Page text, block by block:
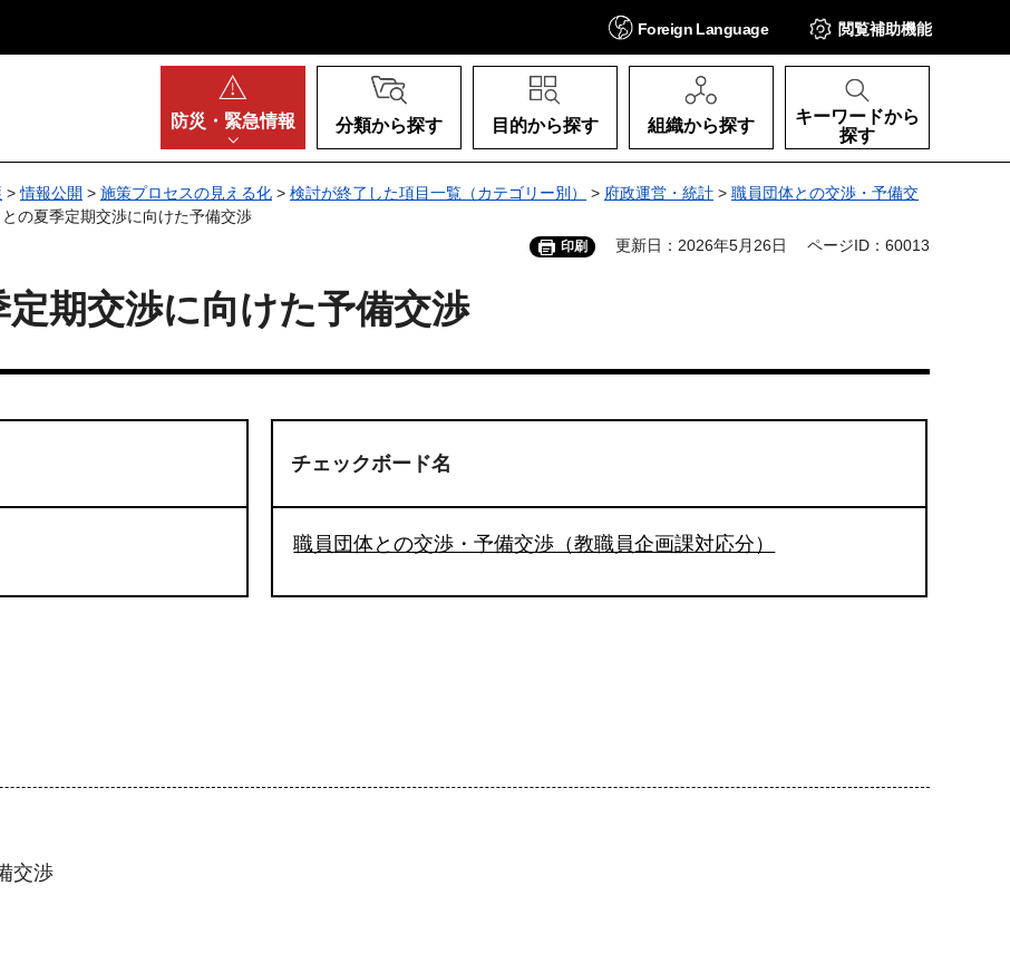
Foreign Language 閲覧補助機能
防災・ 緊急情報 分類から探す 目的から探す 組織から探す
キーワードから
探す
>情報公開 > 施策プロセスの見える化 > 検討が終了した項目一覧（カテゴリー別） > 府政運営・統計 > 職員団体との交渉・予備交
の夏季定期交渉に向けた予備交渉
印刷 更新日：2026年5月26日 ページID：60013
期交渉に向けた予備交渉
チェックボード名
職員団体との交渉・予備交渉（教職員企画課対応分）
交渉